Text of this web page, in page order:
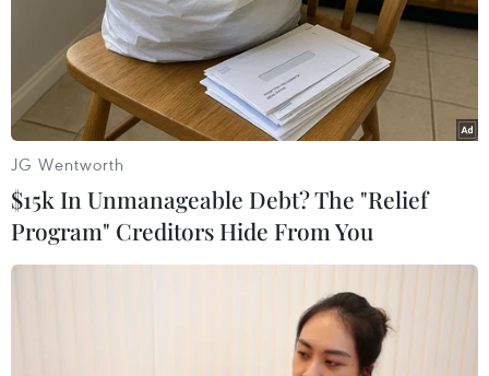
JG Wentworth
$15k In Unmanageable Debt? The "Relief
Program" Creditors Hide From You